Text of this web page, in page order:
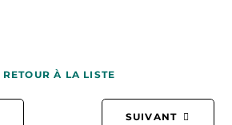
RETOUR À LA LISTE
SUIVANT